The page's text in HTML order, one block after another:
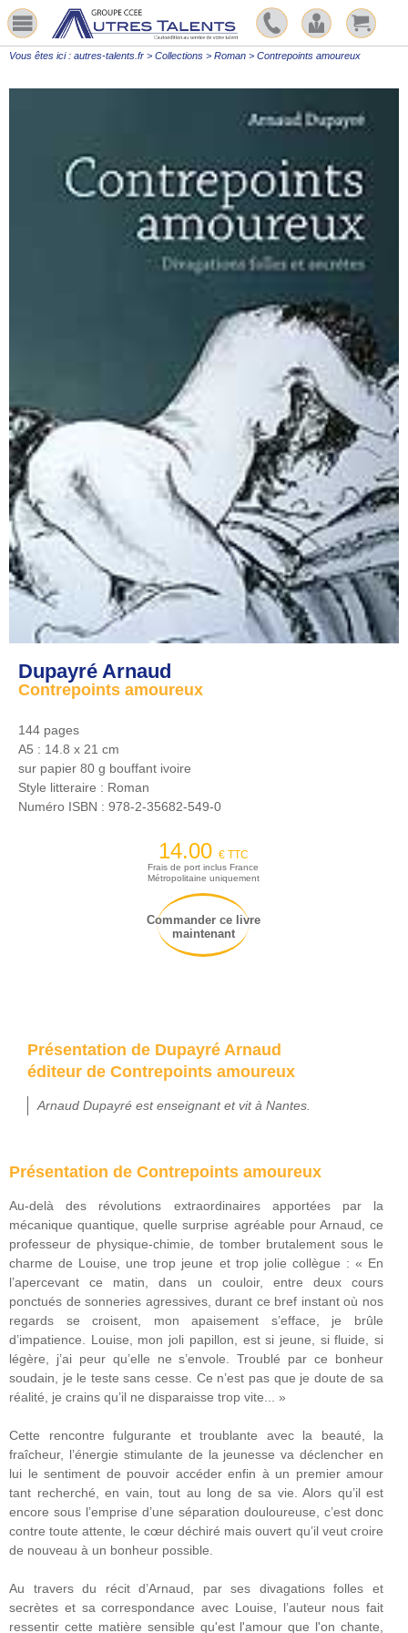
Vous êtes ici : autres-talents.fr > Collections > Roman > Contrepoints amoureux
Dupayré Arnaud
Contrepoints amoureux
144 pages
A5 : 14.8 x 21 cm
sur papier 80 g bouffant ivoire
Style litteraire : Roman
Numéro ISBN : 978-2-35682-549-0
14.00 € TTC
Frais de port inclus France
Métropolitaine uniquement
Commander ce livre
maintenant
Présentation de Dupayré Arnaud
éditeur de Contrepoints amoureux
Arnaud Dupayré est enseignant et vit à Nantes.
Présentation de Contrepoints amoureux
Au-delà des révolutions extraordinaires apportées par la
mécanique quantique, quelle surprise agréable pour Arnaud, ce
professeur de physique-chimie, de tomber brutalement sous le
charme de Louise, une trop jeune et trop jolie collègue : « En
l’apercevant ce matin, dans un couloir, entre deux cours
ponctués de sonneries agressives, durant ce bref instant où nos
regards se croisent, mon apaisement s’efface, je brûle
d’impatience. Louise, mon joli papillon, est si jeune, si fluide, si
légère, j’ai peur qu’elle ne s’envole. Troublé par ce bonheur
soudain, je le teste sans cesse. Ce n’est pas que je doute de sa
réalité, je crains qu’il ne disparaisse trop vite... »
Cette rencontre fulgurante et troublante avec la beauté, la
fraîcheur, l’énergie stimulante de la jeunesse va déclencher en
lui le sentiment de pouvoir accéder enfin à un premier amour
tant recherché, en vain, tout au long de sa vie. Alors qu’il est
encore sous l’emprise d’une séparation douloureuse, c’est donc
contre toute attente, le cœur déchiré mais ouvert qu’il veut croire
de nouveau à un bonheur possible.
Au travers du récit d’Arnaud, par ses divagations folles et
secrètes et sa correspondance avec Louise, l’auteur nous fait
ressentir cette matière sensible qu'est l'amour que l'on chante,